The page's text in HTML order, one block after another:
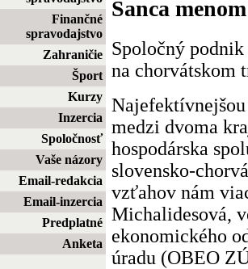
Finančné
spravodajstvo
Zahraničie
Šport
Kurzy
Inzercia
Spoločnosť
Vaše názory
Email-redakcia
Email-inzercia
Predplatné
Anketa
Šanca
Spoločný podnik
na chorvátskom
medzi dvoma
hospodárska
slovensko-
vzťahov nám
Michalidesová,
ekonomického
úradu (OBEO